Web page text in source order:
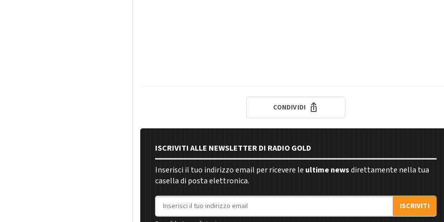
CONDIVIDI
ISCRIVITI ALLE NEWSLETTER DI RADIO GOLD
Inserisci il tuo indirizzo email per ricevere le ultime newsdirettamente nella tua
casella di posta elettronica.
Indirizzo email
ISCRIVITI